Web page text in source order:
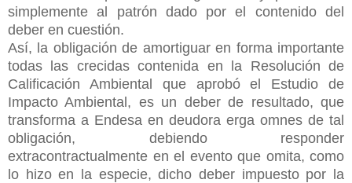
simplemente al patrón dado por el contenido del
deber en cuestión.
Así, la obligación de amortiguar en forma importante
todas las crecidas contenida en la Resolución de
Calificación Ambiental que aprobó el Estudio de
Impacto Ambiental, es un deber de resultado, que
transforma a Endesa en deudora erga omnes de tal
obligación, debiendo responder
extracontractualmente en el evento que omita, como
lo hizo en la especie, dicho deber impuesto por la